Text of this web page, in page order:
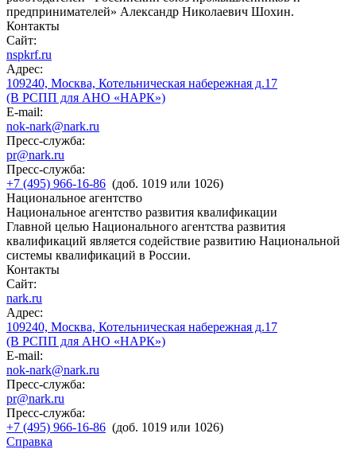
предпринимателей» Александр Николаевич Шохин.
Контакты
Сайт:
nspkrf.ru
Адрес:
109240, Москва, Котельническая набережная д.17
(В РСПП для АНО «НАРК»)
E-mail:
nok-nark@nark.ru
Пресс-служба:
pr@nark.ru
Пресс-служба:
+7 (495) 966-16-86 (доб. 1019 или 1026)
Национальное агентство
Национальное агентство развития квалификации
Главной целью Национального агентства развития
квалификаций является содействие развитию Национальной
системы квалификаций в России.
Контакты
Сайт:
nark.ru
Адрес:
109240, Москва, Котельническая набережная д.17
(В РСПП для АНО «НАРК»)
E-mail:
nok-nark@nark.ru
Пресс-служба:
pr@nark.ru
Пресс-служба:
+7 (495) 966-16-86 (доб. 1019 или 1026)
Справка